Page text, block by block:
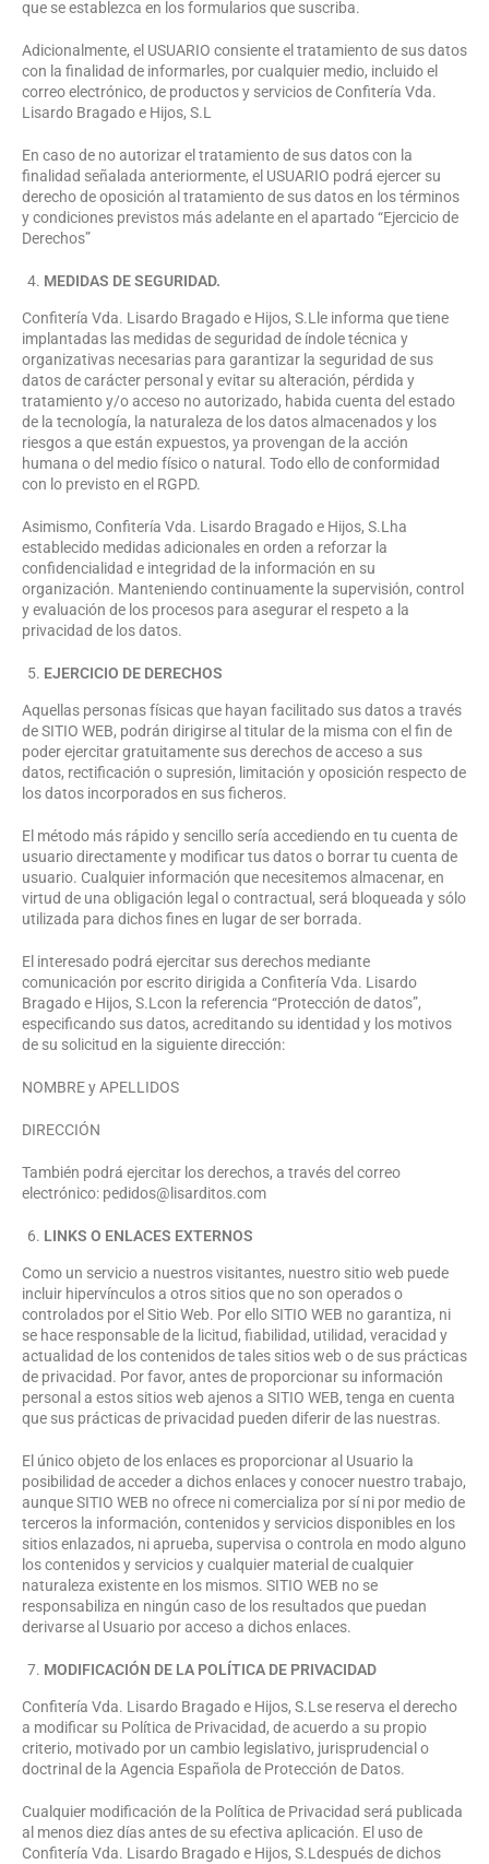
que se establezca en los formularios que suscriba.
Adicionalmente, el USUARIO consiente el tratamiento de sus datos
con la finalidad de informarles, por cualquier medio, incluido el
correo electrónico, de productos y servicios de Confitería Vda.
Lisardo Bragado e Hijos, S.L
En caso de no autorizar el tratamiento de sus datos con la
finalidad señalada anteriormente, el USUARIO podrá ejercer su
derecho de oposición al tratamiento de sus datos en los términos
y condiciones previstos más adelante en el apartado “Ejercicio de
Derechos”
MEDIDAS DE SEGURIDAD.
Confitería Vda. Lisardo Bragado e Hijos, S.Lle informa que tiene
implantadas las medidas de seguridad de índole técnica y
organizativas necesarias para garantizar la seguridad de sus
datos de carácter personal y evitar su alteración, pérdida y
tratamiento y/o acceso no autorizado, habida cuenta del estado
de la tecnología, la naturaleza de los datos almacenados y los
riesgos a que están expuestos, ya provengan de la acción
humana o del medio físico o natural. Todo ello de conformidad
con lo previsto en el RGPD.
Asimismo, Confitería Vda. Lisardo Bragado e Hijos, S.Lha
establecido medidas adicionales en orden a reforzar la
confidencialidad e integridad de la información en su
organización. Manteniendo continuamente la supervisión, control
y evaluación de los procesos para asegurar el respeto a la
privacidad de los datos.
EJERCICIO DE DERECHOS
Aquellas personas físicas que hayan facilitado sus datos a través
de SITIO WEB, podrán dirigirse al titular de la misma con el fin de
poder ejercitar gratuitamente sus derechos de acceso a sus
datos, rectificación o supresión, limitación y oposición respecto de
los datos incorporados en sus ficheros.
El método más rápido y sencillo sería accediendo en tu cuenta de
usuario directamente y modificar tus datos o borrar tu cuenta de
usuario. Cualquier información que necesitemos almacenar, en
virtud de una obligación legal o contractual, será bloqueada y sólo
utilizada para dichos fines en lugar de ser borrada.
El interesado podrá ejercitar sus derechos mediante
comunicación por escrito dirigida a Confitería Vda. Lisardo
Bragado e Hijos, S.Lcon la referencia “Protección de datos”,
especificando sus datos, acreditando su identidad y los motivos
de su solicitud en la siguiente dirección:
NOMBRE y APELLIDOS
DIRECCIÓN
También podrá ejercitar los derechos, a través del correo
electrónico: pedidos@lisarditos.com
LINKS O ENLACES EXTERNOS
Como un servicio a nuestros visitantes, nuestro sitio web puede
incluir hipervínculos a otros sitios que no son operados o
controlados por el Sitio Web. Por ello SITIO WEB no garantiza, ni
se hace responsable de la licitud, fiabilidad, utilidad, veracidad y
actualidad de los contenidos de tales sitios web o de sus prácticas
de privacidad. Por favor, antes de proporcionar su información
personal a estos sitios web ajenos a SITIO WEB, tenga en cuenta
que sus prácticas de privacidad pueden diferir de las nuestras.
El único objeto de los enlaces es proporcionar al Usuario la
posibilidad de acceder a dichos enlaces y conocer nuestro trabajo,
aunque SITIO WEB no ofrece ni comercializa por sí ni por medio de
terceros la información, contenidos y servicios disponibles en los
sitios enlazados, ni aprueba, supervisa o controla en modo alguno
los contenidos y servicios y cualquier material de cualquier
naturaleza existente en los mismos. SITIO WEB no se
responsabiliza en ningún caso de los resultados que puedan
derivarse al Usuario por acceso a dichos enlaces.
MODIFICACIÓN DE LA POLÍTICA DE PRIVACIDAD
Confitería Vda. Lisardo Bragado e Hijos, S.Lse reserva el derecho
a modificar su Política de Privacidad, de acuerdo a su propio
criterio, motivado por un cambio legislativo, jurisprudencial o
doctrinal de la Agencia Española de Protección de Datos.
Cualquier modificación de la Política de Privacidad será publicada
al menos diez días antes de su efectiva aplicación. El uso de
Confitería Vda. Lisardo Bragado e Hijos, S.Ldespués de dichos